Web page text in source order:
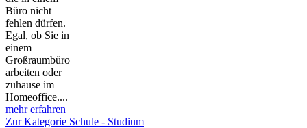
Büro nicht
fehlen dürfen.
Egal, ob Sie in
einem
Großraumbüro
arbeiten oder
zuhause im
Homeoffice....
mehr erfahren
Zur Kategorie Schule - Studium